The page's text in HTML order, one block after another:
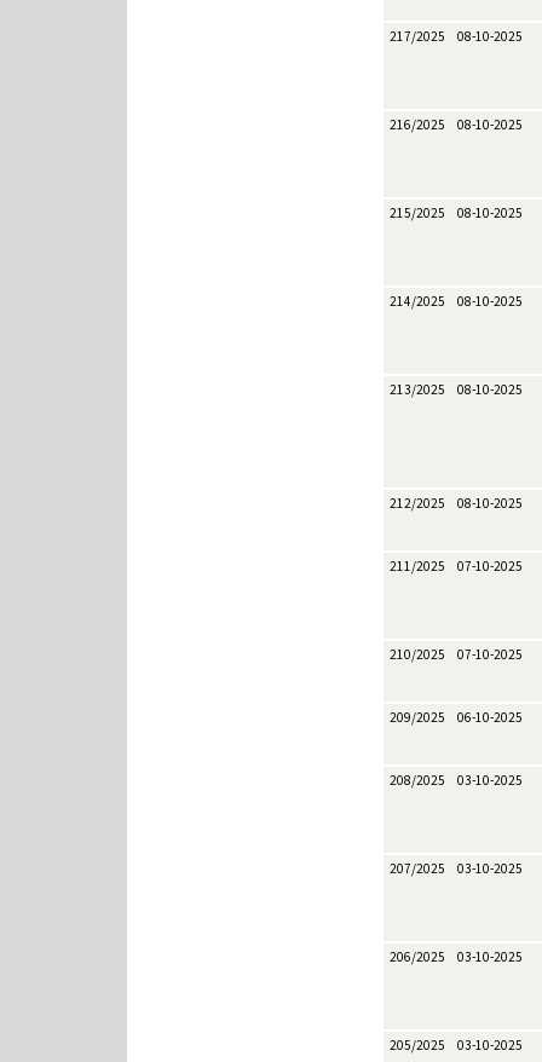
217/2025 08-10-2025
216/2025 08-10-2025
215/2025 08-10-2025
214/2025 08-10-2025
213/2025 08-10-2025
212/2025 08-10-2025
211/2025 07-10-2025
210/2025 07-10-2025
209/2025 06-10-2025
208/2025 03-10-2025
207/2025 03-10-2025
206/2025 03-10-2025
205/2025 03-10-2025